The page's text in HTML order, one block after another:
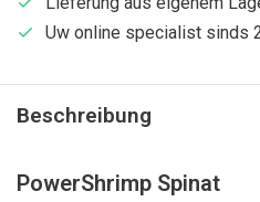
Uw online specialist sinds
Beschreibung
PowerShrimp Spinat